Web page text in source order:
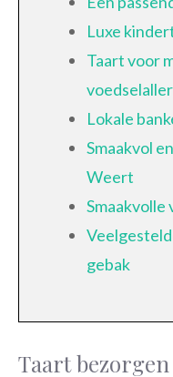
Luxe
Taart voor
Lokale
Smaakvol
Weert
Smaakvolle
gebak
Taart